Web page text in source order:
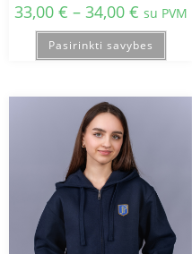
33,00 € – 34,00 € su PVM
Pasirinkti savybes